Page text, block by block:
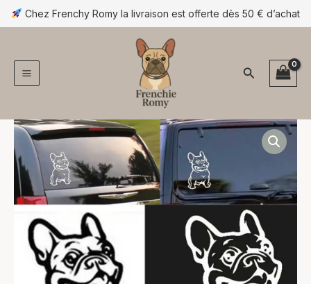
Aller
au
Chez Frenchy Romy la livraison est offerte dès 50 € d’achat
Rechercher
quantité
Sticker
voiture
bouledogue